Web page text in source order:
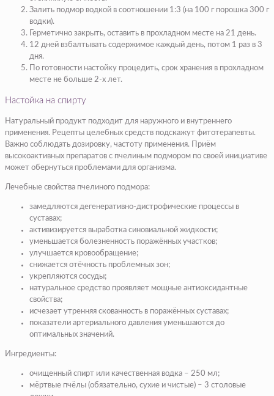
Залить подмор водкой в соотношении 1:3 (на 100 г порошка 300 г
водки).
Герметично закрыть, оставить в прохладном месте на 21 день.
12 дней взбалтывать содержимое каждый день, потом 1 раз в 3
дня.
По готовности настойку процедить, срок хранения в прохладном
месте не больше 2-х лет.
Настойка на спирту
Натуральный продукт подходит для наружного и внутреннего
применения. Рецепты целебных средств подскажут фитотерапевты.
Важно соблюдать дозировку, частоту применения. Приём
высокоактивных препаратов с пчелиным подмором по своей инициативе
может обернуться проблемами для организма.
Лечебные свойства пчелиного подмора:
замедляются дегенеративно-дистрофические процессы в
суставах;
активизируется выработка синовиальной жидкости;
уменьшается болезненность поражённых участков;
улучшается кровообращение;
снижается отёчность проблемных зон;
укрепляются сосуды;
натуральное средство проявляет мощные антиоксидантные
свойства;
исчезает утренняя скованность в поражённых суставах;
показатели артериального давления уменьшаются до
оптимальных значений.
Ингредиенты:
очищенный спирт или качественная водка – 250 мл;
мёртвые пчёлы (обязательно, сухие и чистые) – 3 столовые